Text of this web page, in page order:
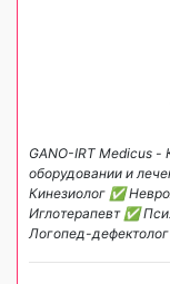
GANO-IRT Medicus -
оборудовании и
Кинезиолог ✅
Иглотерапевт ✅
Логопед-